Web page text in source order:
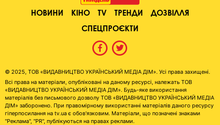
НОВИНИ КІНО TV ТРЕНДИ
ДОЗВІЛЛЯ
СПЕЦПРОЄКТИ
© 2025, ТОВ «ВИДАВНИЦТВО УКРАЇНСЬКИЙ МЕДІА ДІМ». Усі права захищені.
Всі права на матеріали, опубліковані на даному ресурсі, належать ТОВ
«ВИДАВНИЦТВО УКРАЇНСЬКИЙ МЕДІА ДІМ». Будь-яке використання
матеріалів без письмового дозволу ТОВ «ВИДАВНИЦТВО УКРАЇНСЬКИЙ МЕДІА
ДІМ» заборонено. При правомірному використанні матеріалів даного ресурсу
гіперпосилання на tv.ua є обов'язковим. Матеріали, що позначені знаками
"Реклама", "PR", публікуються на правах реклами.